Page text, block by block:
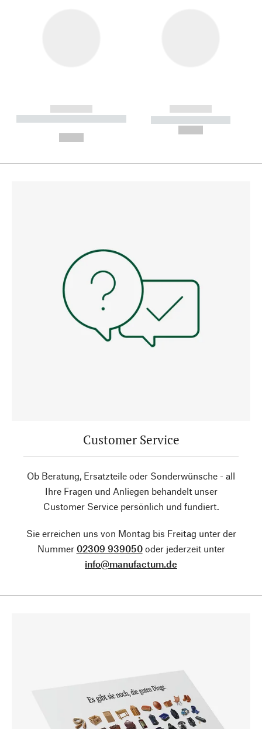
------------
----------- ----------- --------
------------
----------- -----------
Customer Service
Ob Beratung, Ersatzteile oder Sonderwünsche - all
Ihre Fragen und Anliegen behandelt unser
Customer Service persönlich und fundiert.
Sie erreichen uns von Montag bis Freitag unter der
Nummer 02309 939050oder jederzeit unter
info@manufactum.de